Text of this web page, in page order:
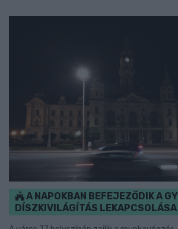
A NAPOKBAN BEFEJEZŐDIK A
DÍSZKIVILÁGÍTÁS LEKAPCSOLÁSA